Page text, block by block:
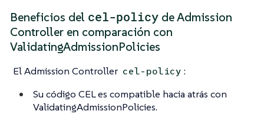
Beneficios del cel-policy de Admission
Controller en comparación con
ValidatingAdmissionPolicies
El Admission Controller cel-policy :
Su código CEL es compatible hacia atrás con
ValidatingAdmissionPolicies.